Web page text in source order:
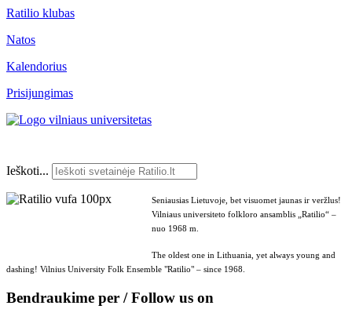
Ratilio klubas
Natos
Kalendorius
Prisijungimas
Ieškoti...
Seniausias Lietuvoje, bet visuomet jaunas ir veržlus!
Vilniaus universiteto folkloro ansamblis „Ratilio“ –
nuo 1968 m.
The oldest one in Lithuania, yet always young and
dashing! Vilnius University Folk Ensemble "Ratilio" – since 1968.
Bendraukime per / Follow us on